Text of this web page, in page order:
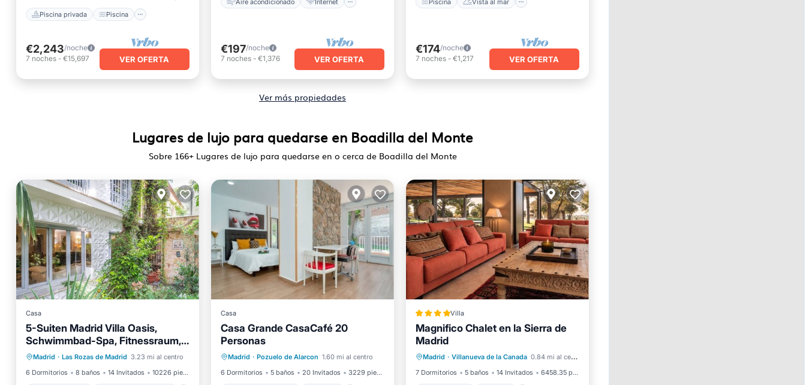
Piscina privada Piscina
€2,243/noche
7 noches - €15,697 VER OFERTA
€197/noche
7 noches- €1,376 VER OFERTA
€174/noche
7 noches- €1,217 VER OFERTA
Ver más propiedades
Lugares de lujo para quedarse en Boadilla del Monte
Sobre 166+ Lugares de lujo para quedarse en o cerca de Boadilla del Monte
Casa
5-Suiten Madrid Villa Oasis,
Schwimmbad-Spa, Fitnessraum,
Club by Interhome
Madrid · Las Rozas de Madrid 3.23 mi al centro
6 Dormitorios
8 baños 14 Invitados 10226 pies²
Piscina privada
Bañera de hidromasaje
Aparcamiento
Piscina
Casa
Casa Grande CasaCafé 20
Personas
Madrid · Pozuelo de Alarcon 1.60 mi al centro
6 Dormitorios
5 baños 20 Invitados 3229 pies²
Aire acondicionado
Apto para niños
Lavandería
Villa
Magnifico Chalet en la Sierra de
Madrid
Madrid · Villanueva de la Canada 0.84 mi al centro
7 Dormitorios
5 baños 14 Invitados 6458.35 pies²
Frente al mar
Vista al mar
Balcón/Terraza